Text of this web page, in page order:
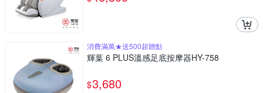
消費滿萬★送500超贈點
輝葉 6 PLUS溫感足底按摩器HY-758
$3,680